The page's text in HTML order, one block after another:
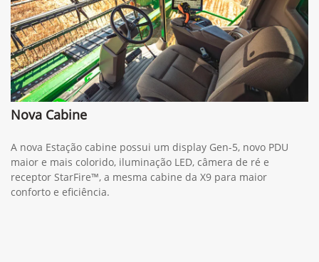
Nova Cabine
A nova Estação cabine possui um display Gen-5, novo PDU
maior e mais colorido, iluminação LED, câmera de ré e
receptor StarFire™, a mesma cabine da X9 para maior
conforto e eficiência.